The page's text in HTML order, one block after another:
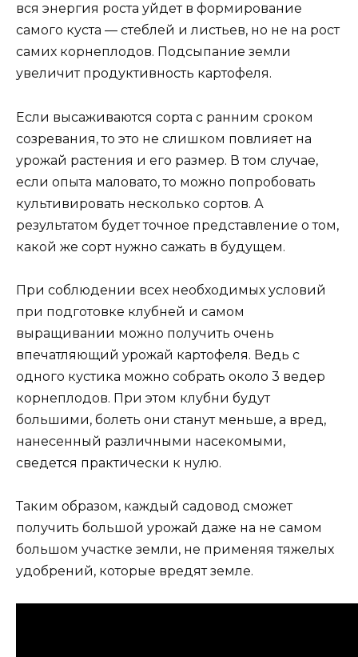
вся энергия роста уйдет в формирование
самого куста — стеблей и листьев, но не на рост
самих корнеплодов. Подсыпание земли
увеличит продуктивность картофеля.
Если высаживаются сорта с ранним сроком
созревания, то это не слишком повлияет на
урожай растения и его размер. В том случае,
если опыта маловато, то можно попробовать
культивировать несколько сортов. А
результатом будет точное представление о том,
какой же сорт нужно сажать в будущем.
При соблюдении всех необходимых условий
при подготовке клубней и самом
выращивании можно получить очень
впечатляющий урожай картофеля. Ведь с
одного кустика можно собрать около 3 ведер
корнеплодов. При этом клубни будут
большими, болеть они станут меньше, а вред,
нанесенный различными насекомыми,
сведется практически к нулю.
Таким образом, каждый садовод сможет
получить большой урожай даже на не самом
большом участке земли, не применяя тяжелых
удобрений, которые вредят земле.